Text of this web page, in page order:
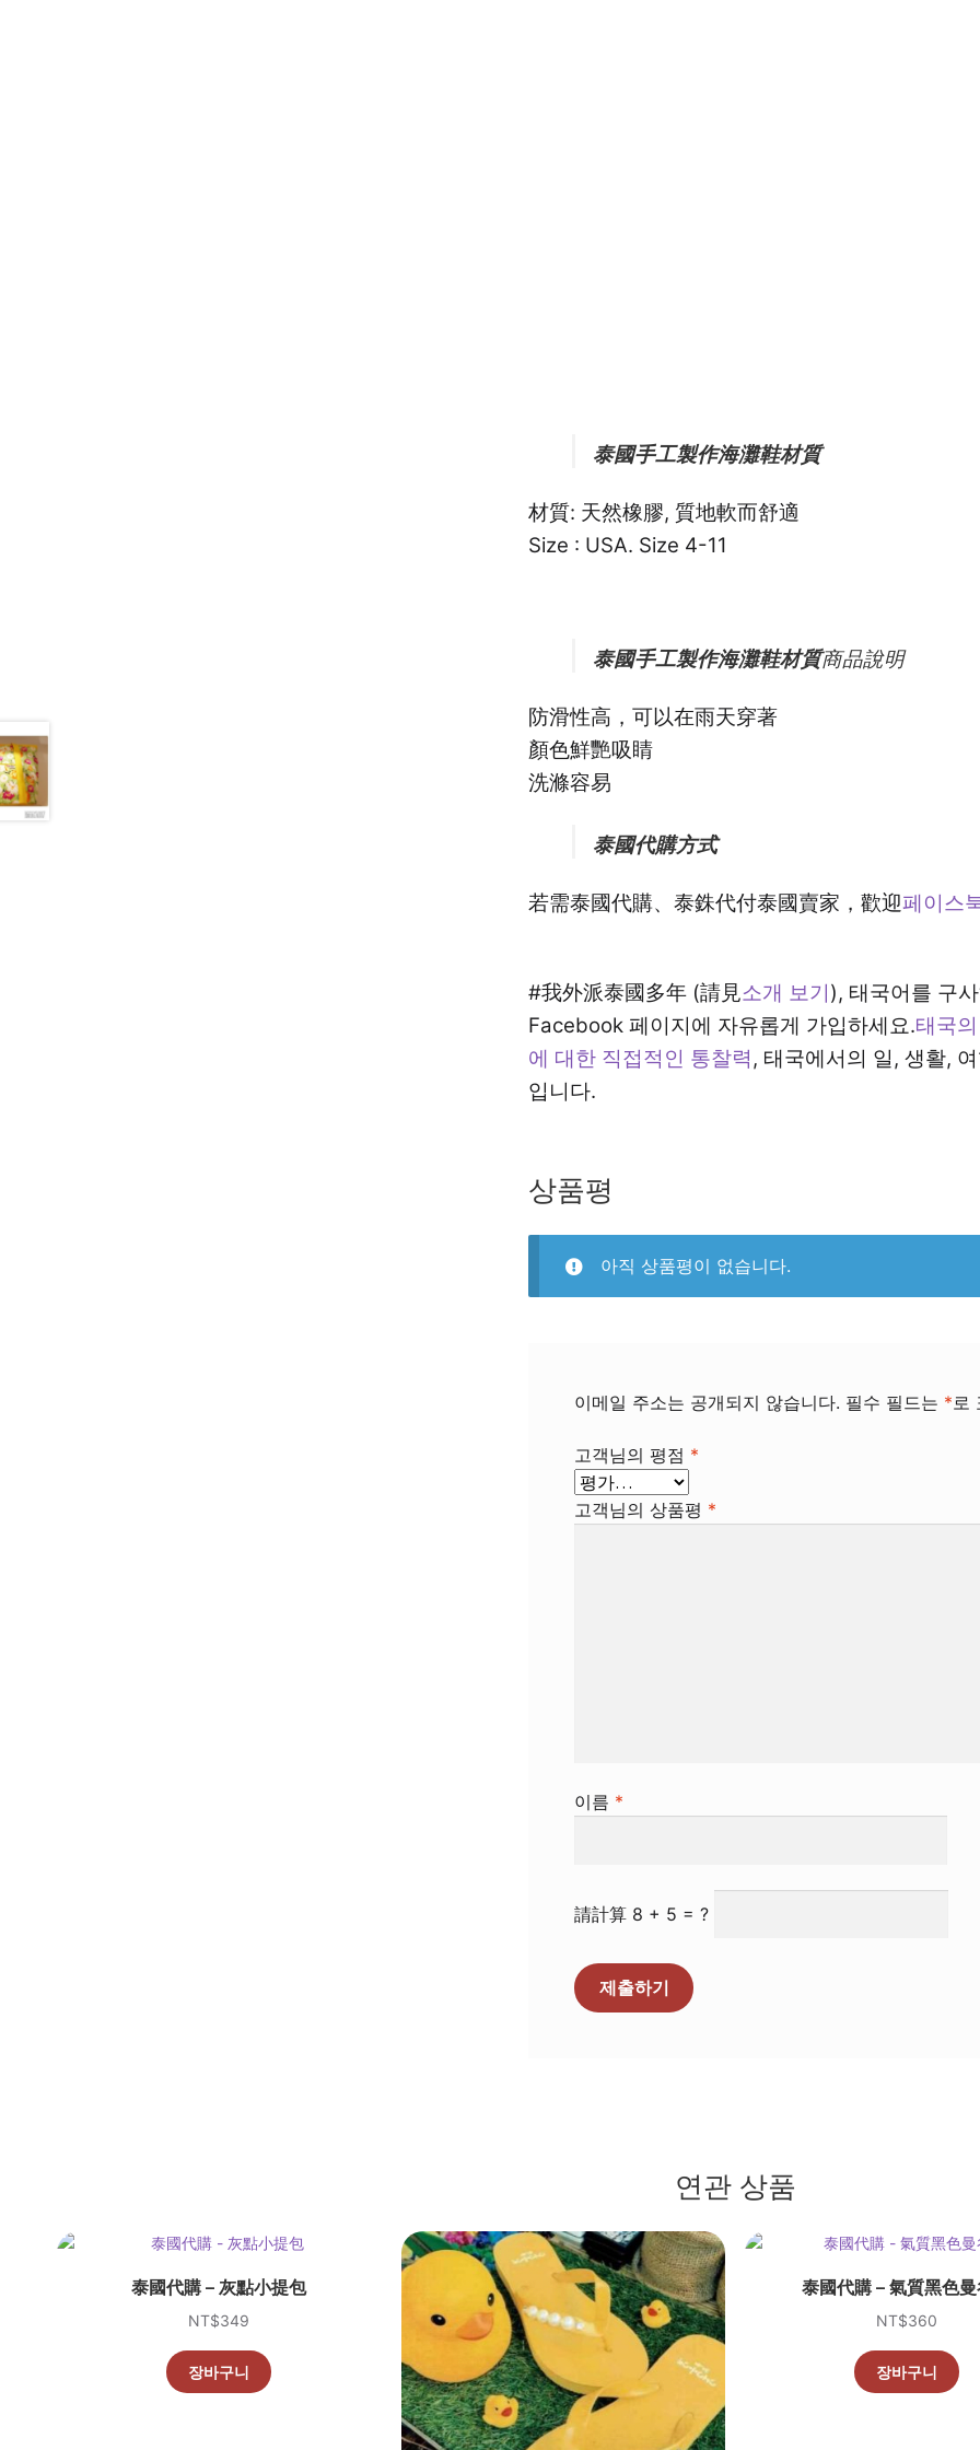
泰國手工製作海灘鞋材質
材質: 天然橡膠, 質地軟而舒適
Size : USA. Size 4-11
泰國手工製作海灘鞋材質商品說明
防滑性高，可以在雨天穿著
顏色鮮艷吸睛
洗滌容易
泰國代購方式
若需泰國代購、泰銖代付泰國賣家，歡迎페이스
#我外派泰國多年 (請見소개 보기), 태국어를 구
Facebook 페이지에 자유롭게 가입하세요.태국
에 대한 직접적인 통찰력, 태국에서의 일, 생활,
입니다.
상품평
아직 상품평이 없습니다.
이메일 주소는 공개되지 않습니다. 필수 필드는 *로
고객님의 평점 *
고객님의 상품평 *
이름 *
請計算 8 + 5 = ?
연관 상품
泰國代購 – 灰點小提包
NT$349
장바구니
泰國代購 – 氣質黑色
NT$360
장바구니